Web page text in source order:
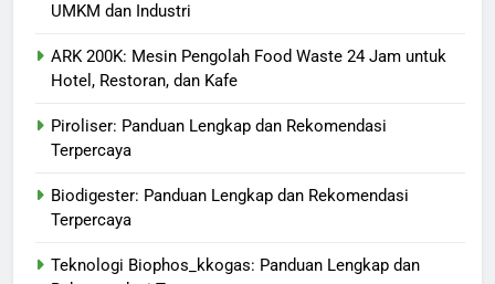
UMKM dan Industri
ARK 200K: Mesin Pengolah Food Waste 24 Jam untuk
Hotel, Restoran, dan Kafe
Piroliser: Panduan Lengkap dan Rekomendasi
Terpercaya
Biodigester: Panduan Lengkap dan Rekomendasi
Terpercaya
Teknologi Biophos_kkogas: Panduan Lengkap dan